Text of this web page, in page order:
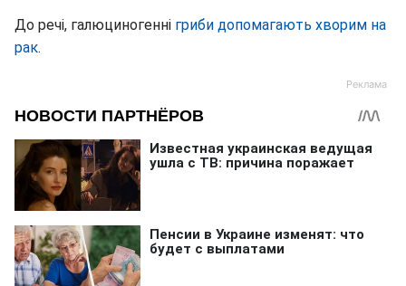
До речі, галюциногенні гриби допомагають хворим на
рак.